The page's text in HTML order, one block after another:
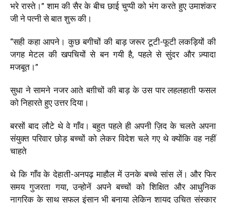
भरे रास्ते।” शाम की सैर के बीच छाई चुप्पी को भंग करते हुए उमाशंकर
जी ने पत्नी से बात शुरू की।
“सही कहा आपने। कुछ बगीचों की बाड़ जरूर टूटी-फूटी लकड़ियों की
जगह मेटल की खपचियों से बन गयी है, पहले से सुंदर और ज़्यादा
मजबूत।”
सुधा ने सामने नजर आते बग़ीचों की बाड़ के उस पार लहलहाती फसल
को निहारते हुए उत्तर दिया।
बरसों बाद लौटे थे वे गाँव। बहुत पहले ही अपनी ज़िद के चलते अपना
संयुक्त परिवार छोड़ बच्चों को लेकर विदेश चले गए थे क्योंकि वह नहीं
चाहते
थे कि गाँव के देहाती-अनपढ़ माहौल में उनके बच्चे सांस लें। और फिर
समय गुजरता गया, उन्होनें अपने बच्चों को शिक्षित और आधुनिक
नागरिक के साथ सफल इंसान भी बनाया लेकिन शायद उचित संस्कार